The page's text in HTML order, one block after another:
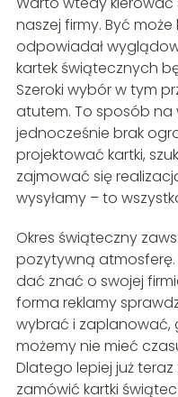
naszej firmy. Być
odpowiadał
kartek świątecznych
Szeroki wybór w tym
atutem. To sposób na
jednocześnie brak
projektować kartki,
zajmować się
wysyłamy – to
Okres świąteczny
pozytywną
dać znać o swojej
forma reklamy
wybrać i zaplanować,
możemy nie mieć
Dlatego lepiej już
zamówić kartki